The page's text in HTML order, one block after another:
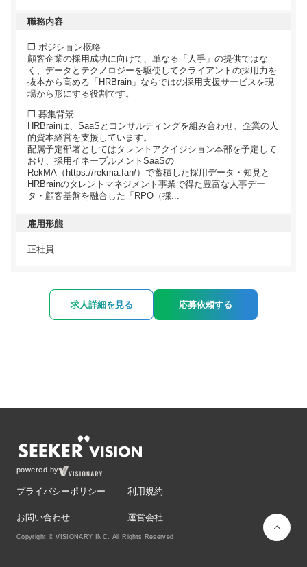
職務内容
❐ ポジション概略
顧客企業の採用成功に向けて、単なる「人手」の提供ではな
く、データとテクノロジーを駆使してクライアントの採用力を
抜本から高める「HRBrain」ならではの採用支援サービスを現
場から形にする役割です。
❐ 募集背景
HRBrainは、SaaSとコンサルティングを組み合わせ、企業の人
的資本経営を支援しています。
配属予定部署としてはタレントアクイジション本部を予定して
おり、採用イネーブルメントSaaSの
RekMA（https://rekma.fan/）で蓄積した採用データ・知見と
HRBrainのタレントマネジメント事業で得た豊富な人事デー
タ・顧客基盤を融合した「RPO（採...
雇用形態
正社員
求人詳細を見る 応募依頼する
powered by
プライバシーポリシー 利用規約
お問い合わせ 運営会社
Copyright © VISIONARY INC. All Rights Reserved